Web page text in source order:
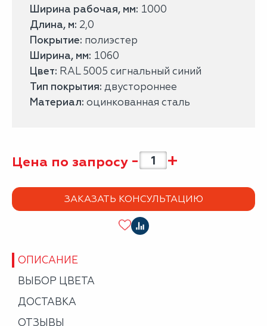
Ширина рабочая, мм: 1000
Длина, м: 2,0
Покрытие: полиэстер
Ширина, мм: 1060
Цвет: RAL 5005 сигнальный синий
Тип покрытия: двустороннее
Материал: оцинкованная сталь
Цена по запросу - +
ЗАКАЗАТЬ КОНСУЛЬТАЦИЮ
ОПИСАНИЕ
ВЫБОР ЦВЕТА
ДОСТАВКА
ОТЗЫВЫ